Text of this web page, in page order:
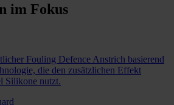
im Fokus
Fouling Defence Anstrich basierend
die den zusätzlichen Effekt
Silikone nutzt.